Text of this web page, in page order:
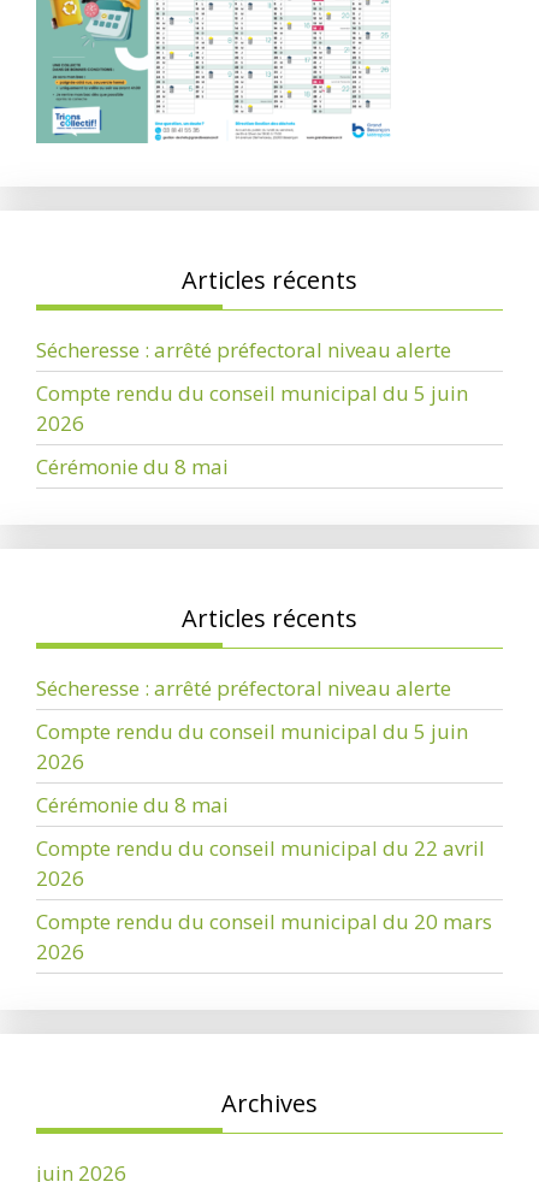
Articles récents
Sécheresse : arrêté préfectoral niveau alerte
Compte rendu du conseil municipal du 5 juin
2026
Cérémonie du 8 mai
Articles récents
Sécheresse : arrêté préfectoral niveau alerte
Compte rendu du conseil municipal du 5 juin
2026
Cérémonie du 8 mai
Compte rendu du conseil municipal du 22 avril
2026
Compte rendu du conseil municipal du 20 mars
2026
Archives
juin 2026